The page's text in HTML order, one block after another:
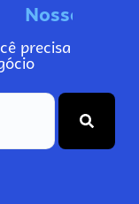
No
precisa